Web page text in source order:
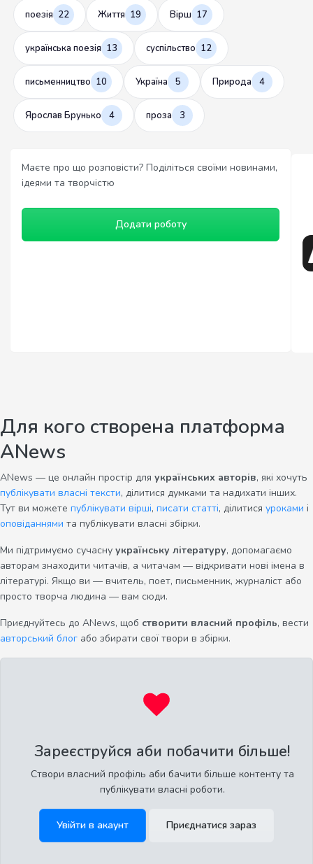
поезія 22 Життя 19 Вірш 17
українська поезія 13 суспільство 12
письменництво 10 Україна 5 Природа 4
Ярослав Брунько 4 проза 3
Маєте про що розповісти? Поділіться своїми новинами,
ідеями та творчістю
Додати роботу
Для кого створена платформа
ANews
ANews — це онлайн простір для українських авторів, які хочуть
публікувати власні тексти, ділитися думками та надихати інших.
Тут ви можете публікувати вірші, писати статті, ділитися уроками і
оповіданнями та публікувати власні збірки.
Ми підтримуємо сучасну українську літературу, допомагаємо
авторам знаходити читачів, а читачам — відкривати нові імена в
літературі. Якщо ви — вчитель, поет, письменник, журналіст або
просто творча людина — вам сюди.
Приєднуйтесь до ANews, щоб створити власний профіль, вести
авторський блог або збирати свої твори в збірки.
Зареєструйся аби побачити більше!
Створи власний профіль аби бачити більше контенту та
публікувати власні роботи.
Увійти в акаунт Приєднатися зараз